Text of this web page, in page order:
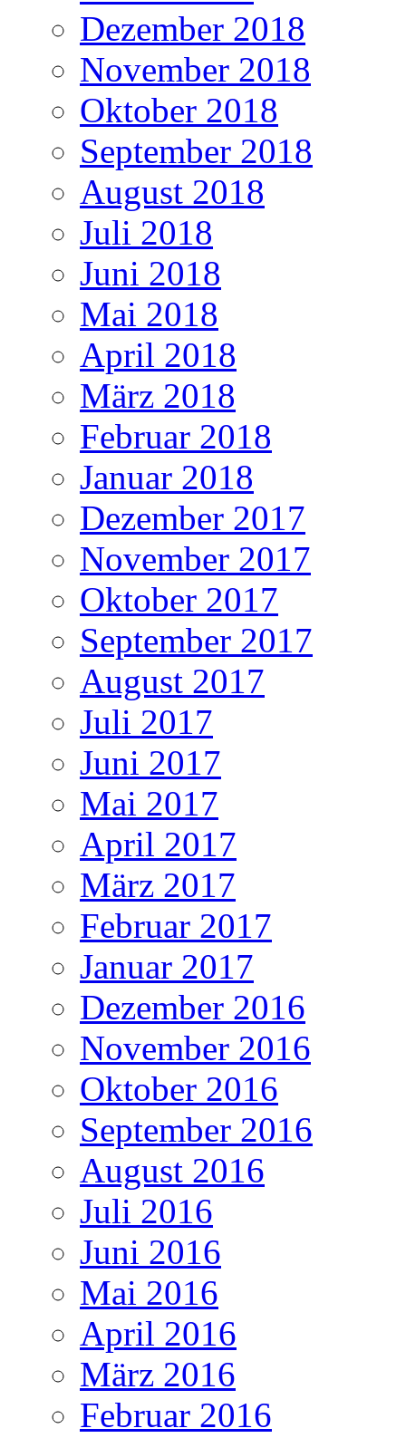
Dezember 2018
November 2018
Oktober 2018
September 2018
August 2018
Juli 2018
Juni 2018
Mai 2018
April 2018
März 2018
Februar 2018
Januar 2018
Dezember 2017
November 2017
Oktober 2017
September 2017
August 2017
Juli 2017
Juni 2017
Mai 2017
April 2017
März 2017
Februar 2017
Januar 2017
Dezember 2016
November 2016
Oktober 2016
September 2016
August 2016
Juli 2016
Juni 2016
Mai 2016
April 2016
März 2016
Februar 2016